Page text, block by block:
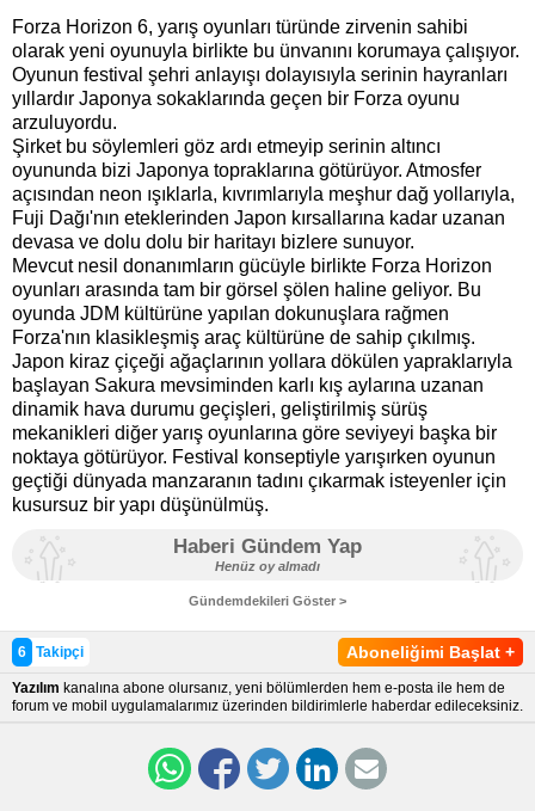
Forza Horizon 6, yarış oyunları türünde zirvenin sahibi
olarak yeni oyunuyla birlikte bu ünvanını korumaya çalışıyor.
Oyunun festival şehri anlayışı dolayısıyla serinin hayranları
yıllardır Japonya sokaklarında geçen bir Forza oyunu
arzuluyordu.
Şirket bu söylemleri göz ardı etmeyip serinin altıncı
oyununda bizi Japonya topraklarına götürüyor. Atmosfer
açısından neon ışıklarla, kıvrımlarıyla meşhur dağ yollarıyla,
Fuji Dağı'nın eteklerinden Japon kırsallarına kadar uzanan
devasa ve dolu dolu bir haritayı bizlere sunuyor.
Mevcut nesil donanımların gücüyle birlikte Forza Horizon
oyunları arasında tam bir görsel şölen haline geliyor. Bu
oyunda JDM kültürüne yapılan dokunuşlara rağmen
Forza'nın klasikleşmiş araç kültürüne de sahip çıkılmış.
Japon kiraz çiçeği ağaçlarının yollara dökülen yapraklarıyla
başlayan Sakura mevsiminden karlı kış aylarına uzanan
dinamik hava durumu geçişleri, geliştirilmiş sürüş
mekanikleri diğer yarış oyunlarına göre seviyeyi başka bir
noktaya götürüyor. Festival konseptiyle yarışırken oyunun
geçtiği dünyada manzaranın tadını çıkarmak isteyenler için
kusursuz bir yapı düşünülmüş.
Haberi Gündem Yap
Henüz oy almadı
Gündemdekileri Göster >
Aboneliğimi Başlat +
6 Takipçi
Yazılım kanalına abone olursanız, yeni bölümlerden hem e-posta ile hem de
forum ve mobil uygulamalarımız üzerinden bildirimlerle haberdar edileceksiniz.